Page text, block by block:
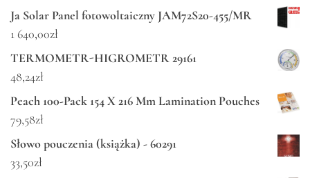
Ja Solar Panel fotowoltaiczny JAM72S20-455/MR
1 640,00zł
TERMOMETR-HIGROMETR 29161
48,24zł
Peach 100-Pack 154 X 216 Mm Lamination Pouches
79,58zł
Słowo pouczenia (książka) - 60291
33,50zł